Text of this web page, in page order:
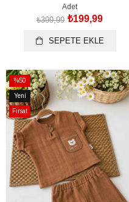
Adet
₺199,99
₺399,99
SEPETE EKLE
%50
İndirim
%50İndirim
Yeni
Ürün
Fırsat
Ürünü